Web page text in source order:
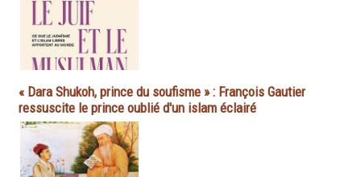
« Dara Shukoh, prince du soufisme » : François Gautier
ressuscite le prince oublié d'un islam éclairé